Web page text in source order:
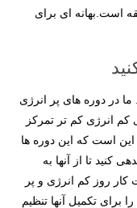
باشد .مدت آن بین 10 تا 30 دقیقه است.بهانه ای برای
در دوره های پر انرژی
کم انرژی کم تر تمرکز
است که این دوره ها
کنید تا از آنها به
کار روز کم انرژی و پر
برای تکمیل آنها تنظیم